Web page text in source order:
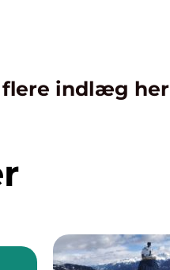
indlæg her